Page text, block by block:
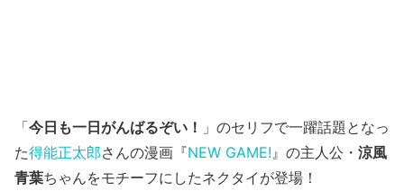
「今日も一日がんばるぞい！ 」のセリフで一躍話題となっ
た得能正太郎さんの漫画『NEW GAME! 』の主人公・ 涼風
青葉ちゃんをモチーフにしたネクタイが登場！